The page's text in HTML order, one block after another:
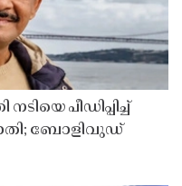
പീഡിപ്പിച്ച്
ബോളിവുഡ്